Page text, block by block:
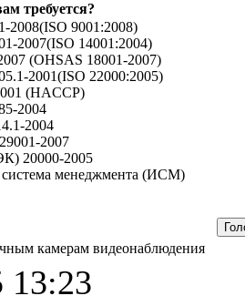
требуется?
9001:2008)
2007(ISO 14001:2004)
(OHSAS 18001-2007)
2001(ISO 22000:2005)
(HACCP)
2004
2004
2007
20000-2005
система менеджмента (ИСМ)
камерам видеонаблюдения
13:23